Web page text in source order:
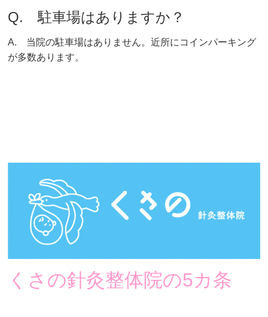
Q. 駐車場はありますか？
A. 当院の駐車場はありません。近所にコインパーキング
が多数あります。
くさの針灸整体院の5カ条